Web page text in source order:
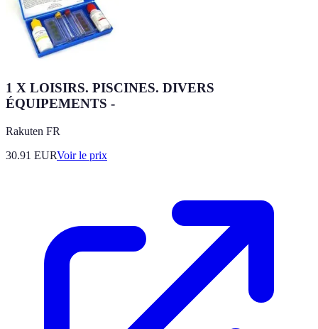
1 X LOISIRS. PISCINES. DIVERS
ÉQUIPEMENTS -
Rakuten FR
30.91 EURVoir le prix